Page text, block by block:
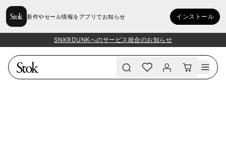
新作やセール情報をアプリでお知らせ インストール
SNKRDUNKへのサービス統合のお知らせ